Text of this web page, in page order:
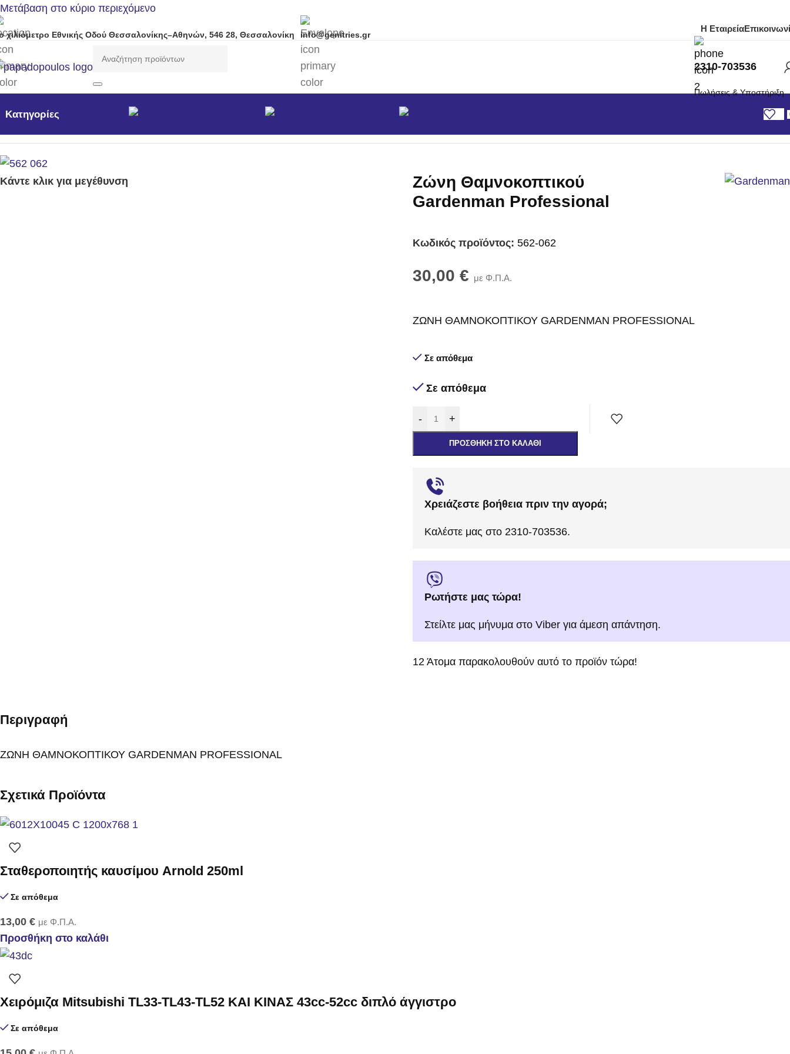
Μετάβαση στο κύριο περιεχόμενο
χιλιόμετρο Εθνικής Οδού Θεσσαλονίκης–Αθηνών, 546 28, Θεσσαλονίκη info@genitries.gr
Η Εταιρεία
2310-703536
Πωλήσεις & Υποστήριξη
Κατηγορίες
Κάντε κλικ για μεγέθυνση
Ζώνη Θαμνοκοπτικού
Gardenman Professional
Κωδικός προϊόντος: 562-062
30,00 € με Φ.Π.Α.
ΖΩΝΗ ΘΑΜΝΟΚΟΠΤΙΚΟΥ GARDENMAN PROFESSIONAL
Σε απόθεμα
Σε απόθεμα
- +
ΠΡΟΣΘΉΚΗ ΣΤΟ ΚΑΛΆΘΙ
Χρειάζεστε βοήθεια πριν την αγορά;
Καλέστε μας στο 2310-703536.
Ρωτήστε μας τώρα!
Στείλτε μας μήνυμα στο Viber για άμεση απάντηση.
12 Άτομα παρακολουθούν αυτό το προϊόν τώρα!
Περιγραφή
ΖΩΝΗ ΘΑΜΝΟΚΟΠΤΙΚΟΥ GARDENMAN PROFESSIONAL
Σχετικά Προϊόντα
Σταθεροποιητής καυσίμου Arnold 250ml
Σε απόθεμα
13,00 € με Φ.Π.Α.
Προσθήκη στο καλάθι
Χειρόμιζα Mitsubishi TL33-TL43-TL52 ΚΑΙ ΚΙΝΑΣ 43cc-52cc διπλό άγγιστρο
Σε απόθεμα